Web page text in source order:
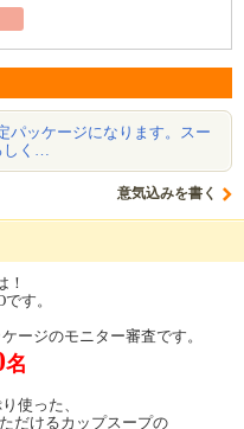
パッケージになります。スー
しく…
意気込みを書く
！
す。
ージのモニター審査です。
名
使った、
だけるカップスープの